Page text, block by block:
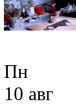
Пн
10 авг